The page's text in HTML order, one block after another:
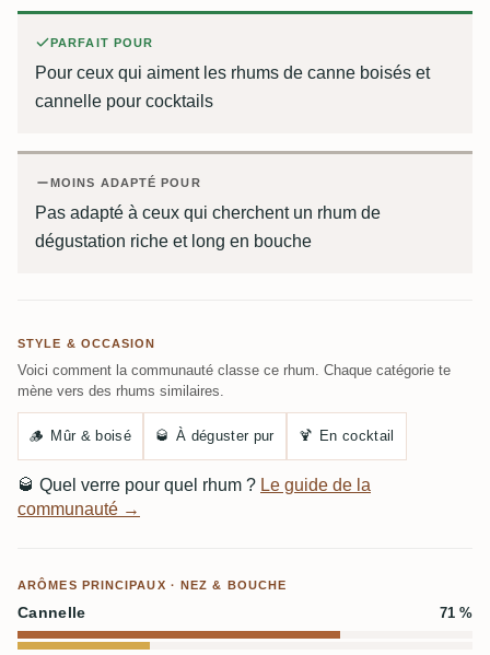
PARFAIT POUR
Pour ceux qui aiment les rhums de canne boisés et
cannelle pour cocktails
MOINS ADAPTÉ POUR
Pas adapté à ceux qui cherchent un rhum de
dégustation riche et long en bouche
STYLE & OCCASION
Voici comment la communauté classe ce rhum. Chaque catégorie te
mène vers des rhums similaires.
🪵 Mûr & boisé 🥃 À déguster pur 🍹 En cocktail
🥃 Quel verre pour quel rhum ? Le guide de la
communauté →
ARÔMES PRINCIPAUX · NEZ & BOUCHE
Cannelle 71 %